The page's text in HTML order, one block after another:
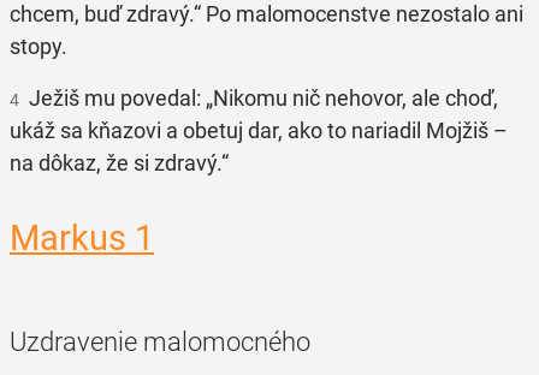
chcem, buď zdravý.“ Po malomocenstve nezostalo ani
stopy.
4 Ježiš mu povedal: „Nikomu nič nehovor, ale choď,
ukáž sa kňazovi a obetuj dar, ako to nariadil Mojžiš –
na dôkaz, že si zdravý.“
Markus 1
Uzdravenie malomocného